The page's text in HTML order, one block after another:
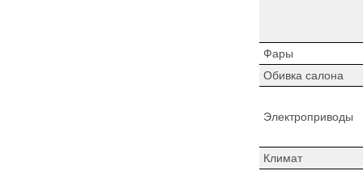
Фары
Обивка салона
Электроприводы
Климат